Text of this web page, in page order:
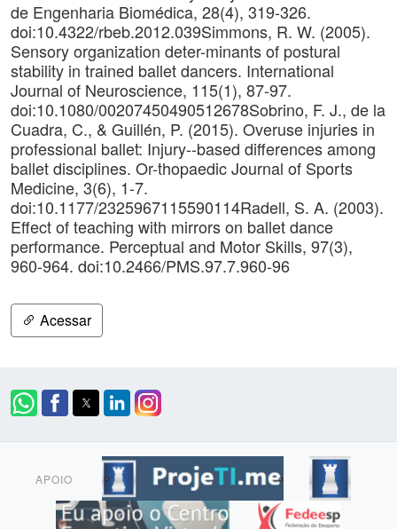
de Engenharia Biomédica, 28(4), 319-326.
doi:10.4322/rbeb.2012.039Simmons, R. W. (2005).
Sensory organization deter-minants of postural
stability in trained ballet dancers. International
Journal of Neuroscience, 115(1), 87-97.
doi:10.1080/00207450490512678Sobrino, F. J., de la
Cuadra, C., & Guillén, P. (2015). Overuse injuries in
professional ballet: Injury--based differences among
ballet disciplines. Or-thopaedic Journal of Sports
Medicine, 3(6), 1-7.
doi:10.1177/2325967115590114Radell, S. A. (2003).
Effect of teaching with mirrors on ballet dance
performance. Perceptual and Motor Skills, 97(3),
960-964. doi:10.2466/PMS.97.7.960-96
Acessar
APOIO